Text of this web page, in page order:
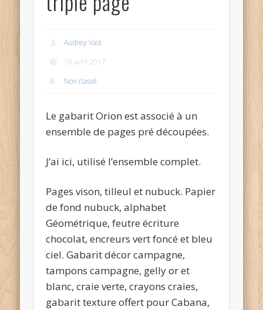
Audrey Vast
18 avril 2017
Non classé
Le gabarit Orion est associé à un
ensemble de pages pré découpées.
J’ai ici, utilisé l’ensemble complet.
Pages vison, tilleul et nubuck. Papier
de fond nubuck, alphabet
Géométrique, feutre écriture
chocolat, encreurs vert foncé et bleu
ciel. Gabarit décor campagne,
tampons campagne, gelly or et
blanc, craie verte, crayons craies,
gabarit texture offert pour Cabana,